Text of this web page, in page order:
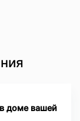
доме вашей